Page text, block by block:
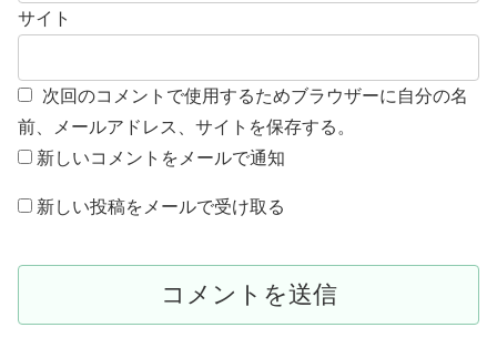
サイト
次回のコメントで使用するためブラウザーに自分の名
前、メールアドレス、サイトを保存する。
新しいコメントをメールで通知
新しい投稿をメールで受け取る